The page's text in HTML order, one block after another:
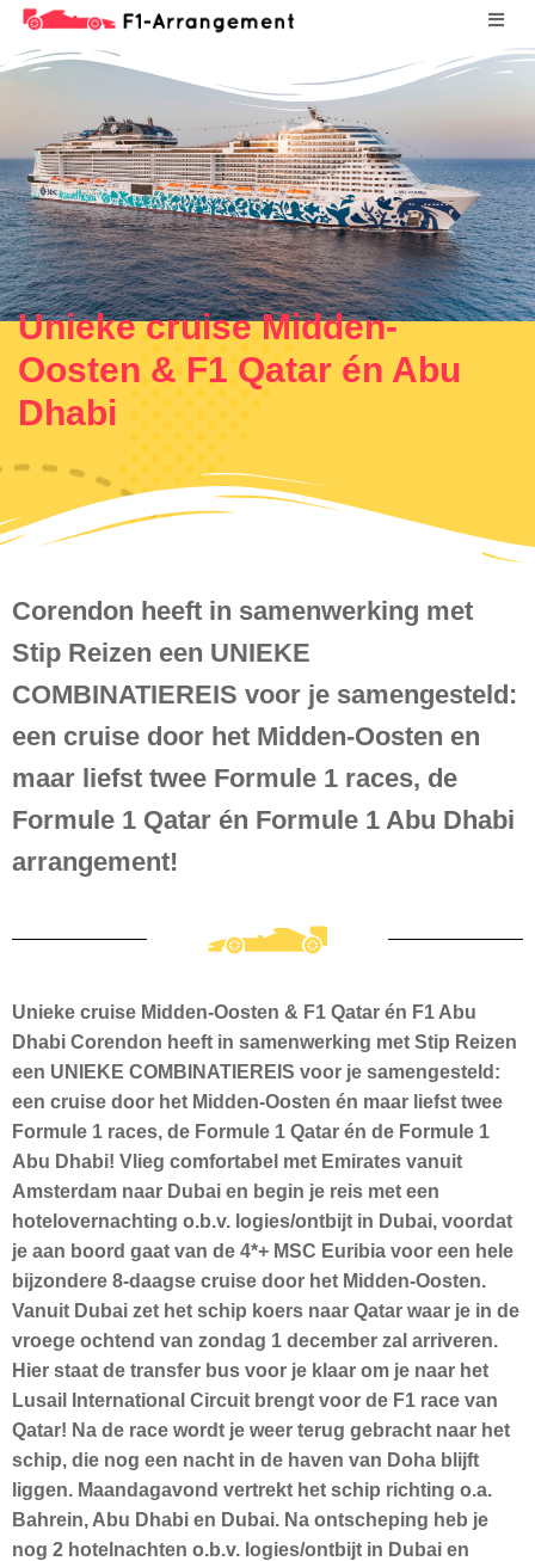
Unieke cruise Midden-
Oosten & F1 Qatar én Abu
Dhabi
Corendon heeft in samenwerking met
Stip Reizen een UNIEKE
COMBINATIEREIS voor je samengesteld:
een cruise door het Midden-Oosten en
maar liefst twee Formule 1 races, de
Formule 1 Qatar én Formule 1 Abu Dhabi
arrangement!
Unieke cruise Midden-Oosten & F1 Qatar én F1 Abu
Dhabi Corendon heeft in samenwerking met Stip Reizen
een UNIEKE COMBINATIEREIS voor je samengesteld:
een cruise door het Midden-Oosten én maar liefst twee
Formule 1 races, de Formule 1 Qatar én de Formule 1
Abu Dhabi! Vlieg comfortabel met Emirates vanuit
Amsterdam naar Dubai en begin je reis met een
hotelovernachting o.b.v. logies/ontbijt in Dubai, voordat
je aan boord gaat van de 4*+ MSC Euribia voor een hele
bijzondere 8-daagse cruise door het Midden-Oosten.
Vanuit Dubai zet het schip koers naar Qatar waar je in de
vroege ochtend van zondag 1 december zal arriveren.
Hier staat de transfer bus voor je klaar om je naar het
Lusail International Circuit brengt voor de F1 race van
Qatar! Na de race wordt je weer terug gebracht naar het
schip, die nog een nacht in de haven van Doha blijft
liggen. Maandagavond vertrekt het schip richting o.a.
Bahrein, Abu Dhabi en Dubai. Na ontscheping heb je
nog 2 hotelnachten o.b.v. logies/ontbijt in Dubai en